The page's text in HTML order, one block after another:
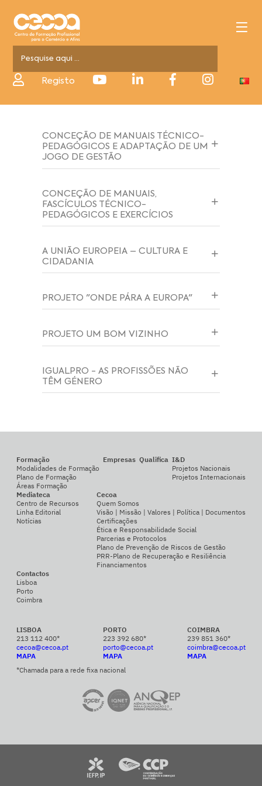
Registo
CONCEÇÃO DE MANUAIS TÉCNICO-
PEDAGÓGICOS E ADAPTAÇÃO DE UM
JOGO DE GESTÃO
CONCEÇÃO DE MANUAIS,
FASCÍCULOS TÉCNICO-
PEDAGÓGICOS E EXERCÍCIOS
A UNIÃO EUROPEIA – CULTURA E
CIDADANIA
PROJETO "ONDE PÁRA A EUROPA"
PROJETO UM BOM VIZINHO
IGUALPRO - AS PROFISSÕES NÃO
TÊM GÉNERO
Formação
Modalidades de Formação
Plano de Formação
Áreas Formação
Empresas Qualifica I&D
Projetos Nacionais
Projetos Internacionais
Mediateca
Centro de Recursos
Linha Editorial
Notícias
Cecoa
Quem Somos
Visão | Missão | Valores | Política | Documentos
Certificações
Ética e Responsabilidade Social
Parcerias e Protocolos
Plano de Prevenção de Riscos de Gestão
PRR-Plano de Recuperação e Resiliência
Financiamentos
Contactos
Lisboa
Porto
Coimbra
LISBOA
213 112 400*
cecoa@cecoa.pt
MAPA
PORTO
223 392 680*
porto@cecoa.pt
MAPA
COIMBRA
239 851 360*
coimbra@cecoa.pt
MAPA
*Chamada para a rede fixa nacional